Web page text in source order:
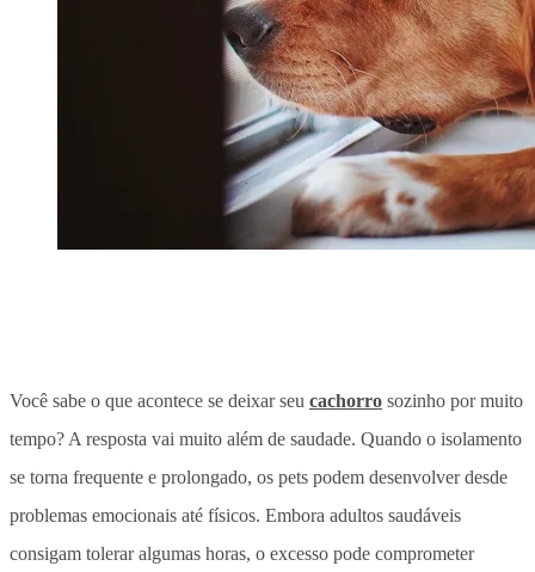
Você sabe o que acontece se deixar seu cachorro sozinho por muito
tempo? A resposta vai muito além de saudade. Quando o isolamento
se torna frequente e prolongado, os pets podem desenvolver desde
problemas emocionais até físicos. Embora adultos saudáveis
consigam tolerar algumas horas, o excesso pode comprometer